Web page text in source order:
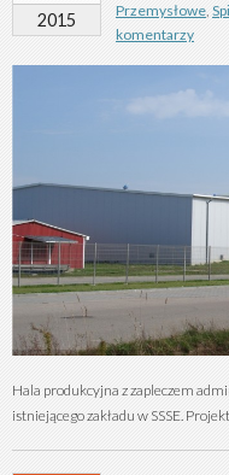
2015
Przemysłowe,
komentarzy
Hala produkcyjna z zapleczem
istniejącego zakładu w SSSE.